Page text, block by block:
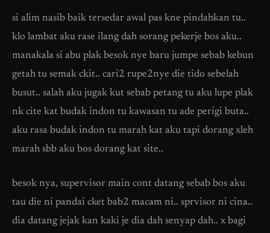
si alim nasib baik tersedar awal pas kne pindahkan tu..
klo lambat aku rase ilang dah sorang pekerje bos aku..
manakala si abu plak besok nye baru jumpe sebab kebun
getah tu semak ckit.. cari2 rupe2nye die tido sebelah
busut.. salah aku jugak kut sebab petang tu aku lupe plak
nk cite kat budak indon tu kawasan tu ade perigi buta..
aku rasa budak indon tu marah kat aku tapi dorang xleh
marah sbb aku bos dorang kat site..
besok nya, supervisor main cont datang sebab bos aku
tau die ni pandai cket bab2 macam ni.. sprvisor ni cina..
dia datang jejak kan kaki je dia dah senyap dah.. x bagi